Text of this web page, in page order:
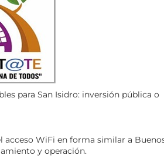
para San Isidro: inversión pública o
acceso WiFi en forma similar a
y operación.